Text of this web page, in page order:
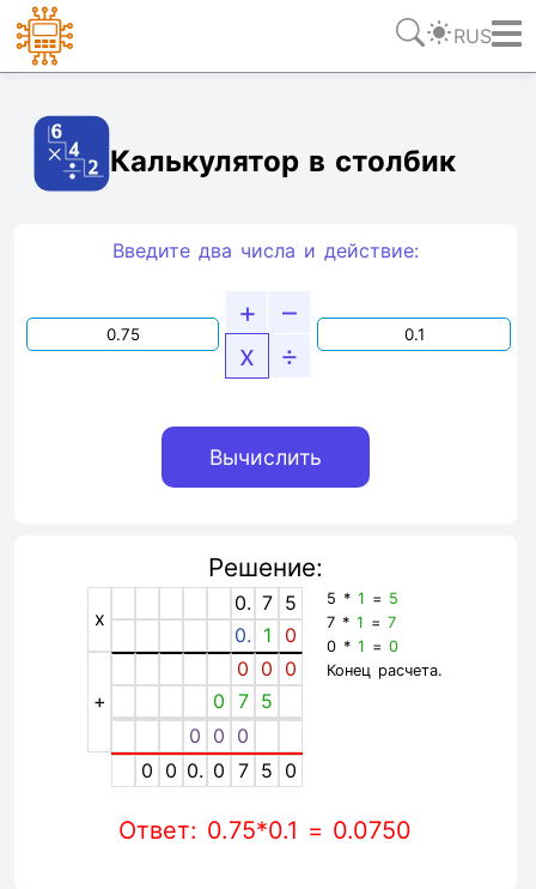
RUS
Калькулятор в столбик
Введите два числа и действие:
+
–
x
÷
Решение:
x
0. 7 5
0. 1 0
+
0 0 0
0 7 5
0 0 0
0 0 0. 0 7 5 0
5 *1 = 5
7 *1 =7
0 *1 =0
Конец расчета.
Ответ: 0.75*0.1 = 0.0750